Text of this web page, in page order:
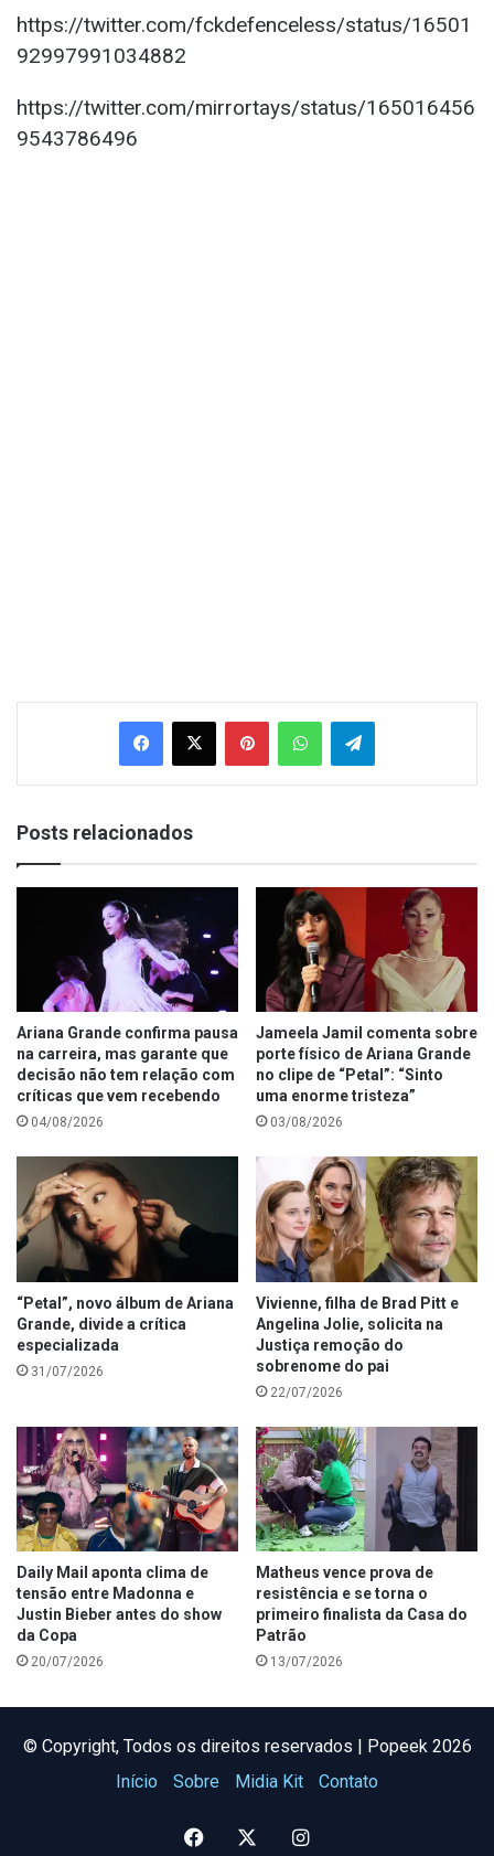
https://twitter.com/fckdefenceless/status/16501
92997991034882
https://twitter.com/mirrortays/status/165016456
9543786496
Facebook
X PinterestWhatsAppTelegram
Posts relacionados
Ariana Grande confirma pausa
na carreira, mas garante que
decisão não tem relação com
críticas que vem recebendo
04/08/2026
Jameela Jamil comenta sobre
porte físico de Ariana Grande
no clipe de “Petal”: “Sinto
uma enorme tristeza”
03/08/2026
“Petal”, novo álbum de Ariana
Grande, divide a crítica
especializada
31/07/2026
Vivienne, filha de Brad Pitt e
Angelina Jolie, solicita na
Justiça remoção do
sobrenome do pai
22/07/2026
Daily Mail aponta clima de
tensão entre Madonna e
Justin Bieber antes do show
da Copa
20/07/2026
Matheus vence prova de
resistência e se torna o
primeiro finalista da Casa do
Patrão
13/07/2026
©️ Copyright, Todos os direitos reservados | Popeek 2026
Início
Sobre Midia Kit Contato
Facebook Instagram